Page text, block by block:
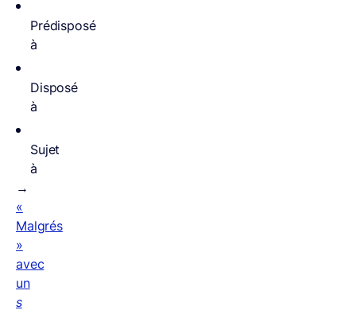
Prédisposé
à
Disposé
à
Sujet
à
→
«
Malgrés
»
avec
un
s